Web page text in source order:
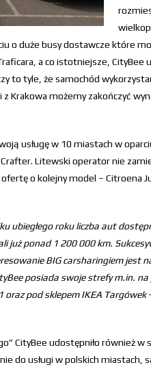
o duże busy dostawcze które
a co istotniejsze, CityBee
to tyle, że samochód
Krakowa możemy zakończyć
usługę w 10 miastach w
Litewski operator nie
o kolejny model – Citroena
ubiegłego roku liczba aut
już ponad 1 200 000 km.
BIG carsharingiem jest
posiada swoje strefy m.in.
pod sklepem IKEA Targówek
CityBee udostępniło również w
do usługi w polskich